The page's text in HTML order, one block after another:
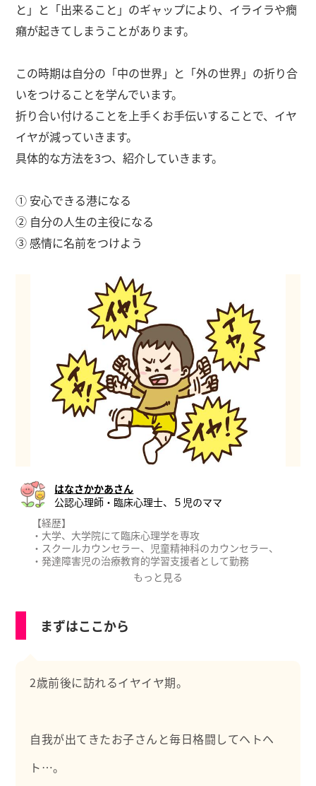
と」と「出来ること」のギャップにより、イライラや癇
癪が起きてしまうことがあります。
この時期は自分の「中の世界」と「外の世界」の折り合
いをつけることを学んでいます。
折り合い付けることを上手くお手伝いすることで、イヤ
イヤが減っていきます。
具体的な方法を3つ、紹介していきます。
① 安心できる港になる
② 自分の人生の主役になる
③ 感情に名前をつけよう
はなさかかあさん
公認心理師・臨床心理士、５児のママ
【経歴】
・大学、大学院にて臨床心理学を専攻
・スクールカウンセラー、児童精神科のカウンセラー、
・発達障害児の治療教育的学習支援者として勤務
・公認心理師
・教員免許(中・高)
お子さまの学習支援、発達支援も行っています。
もっと見る
まずはここから
2歳前後に訪れるイヤイヤ期。
自我が出てきたお子さんと毎日格闘してヘトヘ
ト…。